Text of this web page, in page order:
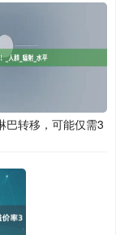
巴转移，可能仅需3